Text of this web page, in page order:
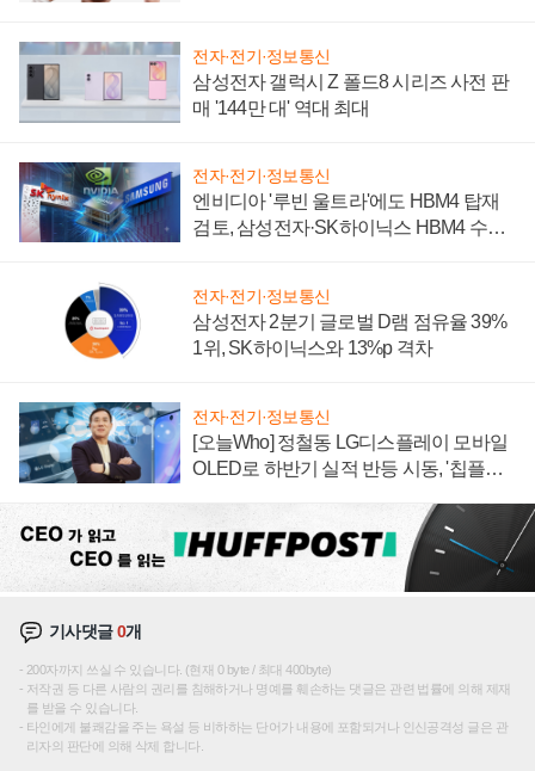
전자·전기·정보통신
삼성전자 갤럭시 Z 폴드8 시리즈 사전 판
매 '144만 대' 역대 최대
전자·전기·정보통신
엔비디아 '루빈 울트라'에도 HBM4 탑재
검토, 삼성전자·SK하이닉스 HBM4 수율
전자·전기·정보통신
삼성전자 2분기 글로벌 D램 점유율 39%
1위, SK하이닉스와 13%p 격차
전자·전기·정보통신
[오늘Who] 정철동 LG디스플레이 모바일
OLED로 하반기 실적 반등 시동, '칩플레
기사댓글0개
200자까지 쓰실 수 있습니다. (현재 0 byte / 최대 400byte)
저작권 등 다른 사람의 권리를 침해하거나 명예를 훼손하는 댓글은 관련 법률에 의해 제재
를 받을 수 있습니다.
타인에게 불쾌감을 주는 욕설 등 비하하는 단어가 내용에 포함되거나 인신공격성 글은 관
리자의 판단에 의해 삭제 합니다.